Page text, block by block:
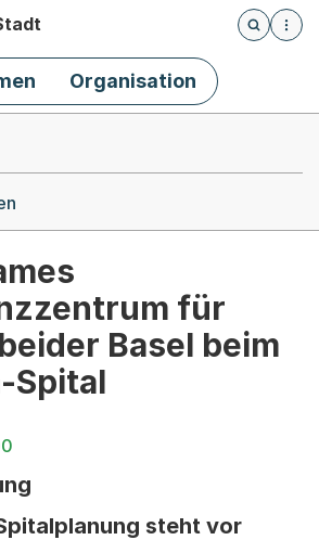
Öffnet
Organisation
für
Basel beim
Spital
steht vor